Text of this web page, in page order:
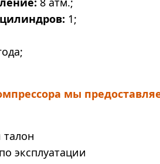
1;
мы
эксплуатации